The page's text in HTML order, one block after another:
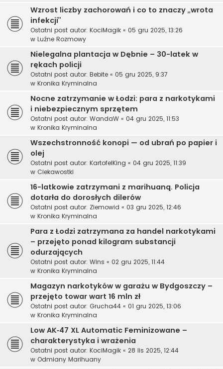
Wzrost liczby zachorowań i co to znaczy „wrota
infekcji”
Ostatni post autor: KociMagik « 05 gru 2025, 13:26
w Luźne Rozmowy
Nielegalna plantacja w Dębnie – 30-latek w
rękach policji
Ostatni post autor: Bebite « 05 gru 2025, 9:37
w Kronika Kryminalna
Nocne zatrzymanie w Łodzi: para z narkotykami
i niebezpiecznym sprzętem
Ostatni post autor: WandaW « 04 gru 2025, 11:53
w Kronika Kryminalna
Wszechstronność konopi — od ubrań po papier i
olej
Ostatni post autor: KartofelKing « 04 gru 2025, 11:39
w Ciekawostki
16-latkowie zatrzymani z marihuaną. Policja
dotarła do dorosłych dilerów
Ostatni post autor: Ziemowid « 03 gru 2025, 12:46
w Kronika Kryminalna
Para z Łodzi zatrzymana za handel narkotykami
– przejęto ponad kilogram substancji
odurzających
Ostatni post autor: Wins « 02 gru 2025, 11:44
w Kronika Kryminalna
Magazyn narkotyków w garażu w Bydgoszczy –
przejęto towar wart 16 mln zł
Ostatni post autor: Grucha44 « 01 gru 2025, 13:06
w Kronika Kryminalna
Low AK‑47 XL Automatic Feminizowane –
charakterystyka i wrażenia
Ostatni post autor: KociMagik « 28 lis 2025, 12:44
w Odmiany Marihuany